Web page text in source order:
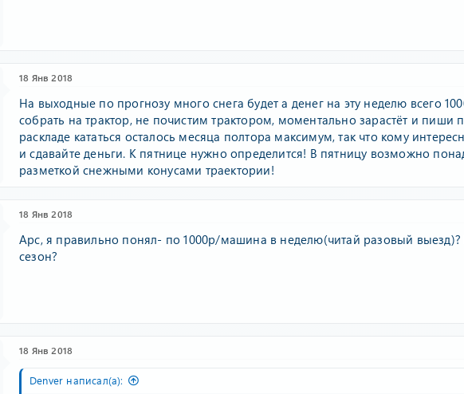
18 Янв 2018
На выходные по прогнозу много снега будет а денег на эту неделю всего
собрать на трактор, не почистим трактором, моментально зарастёт и
раскладе кататься осталось месяца полтора максимум, так что кому
и сдавайте деньги. К пятнице нужно определится! В пятницу возможно
разметкой снежными конусами траектории!
18 Янв 2018
Арс, я правильно понял- по 1000р/машина в неделю(читай разовый
сезон?
18 Янв 2018
Denver написал(а):